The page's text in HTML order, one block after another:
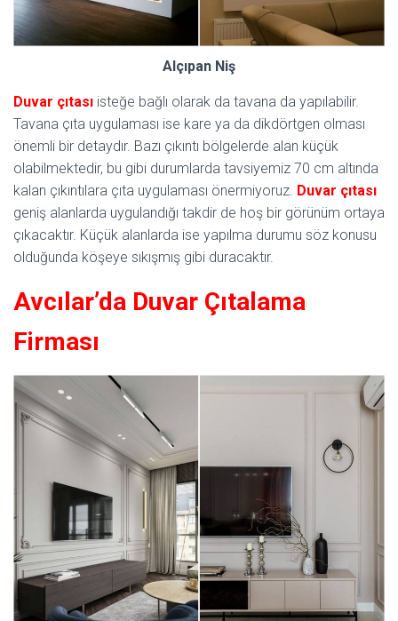
Alçıpan Niş
Duvar çıtası isteğe bağlı olarak da tavana da yapılabilir.
Tavana çıta uygulaması ise kare ya da dikdörtgen olması
önemli bir detaydır. Bazı çıkıntı bölgelerde alan küçük
olabilmektedir, bu gibi durumlarda tavsiyemiz 70 cm altında
kalan çıkıntılara çıta uygulaması önermiyoruz. Duvar çıtası
geniş alanlarda uygulandığı takdir de hoş bir görünüm ortaya
çıkacaktır. Küçük alanlarda ise yapılma durumu söz konusu
olduğunda köşeye sıkışmış gibi duracaktır.
Avcılar’da Duvar Çıtalama
Firması